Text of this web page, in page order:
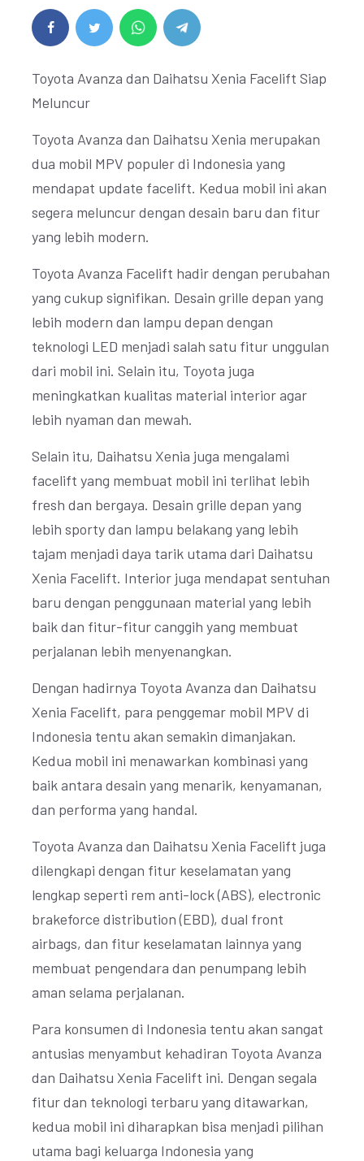
Toyota Avanza dan Daihatsu Xenia Facelift Siap
Meluncur
Toyota Avanza dan Daihatsu Xenia merupakan
dua mobil MPV populer di Indonesia yang
mendapat update facelift. Kedua mobil ini akan
segera meluncur dengan desain baru dan fitur
yang lebih modern.
Toyota Avanza Facelift hadir dengan perubahan
yang cukup signifikan. Desain grille depan yang
lebih modern dan lampu depan dengan
teknologi LED menjadi salah satu fitur unggulan
dari mobil ini. Selain itu, Toyota juga
meningkatkan kualitas material interior agar
lebih nyaman dan mewah.
Selain itu, Daihatsu Xenia juga mengalami
facelift yang membuat mobil ini terlihat lebih
fresh dan bergaya. Desain grille depan yang
lebih sporty dan lampu belakang yang lebih
tajam menjadi daya tarik utama dari Daihatsu
Xenia Facelift. Interior juga mendapat sentuhan
baru dengan penggunaan material yang lebih
baik dan fitur-fitur canggih yang membuat
perjalanan lebih menyenangkan.
Dengan hadirnya Toyota Avanza dan Daihatsu
Xenia Facelift, para penggemar mobil MPV di
Indonesia tentu akan semakin dimanjakan.
Kedua mobil ini menawarkan kombinasi yang
baik antara desain yang menarik, kenyamanan,
dan performa yang handal.
Toyota Avanza dan Daihatsu Xenia Facelift juga
dilengkapi dengan fitur keselamatan yang
lengkap seperti rem anti-lock (ABS), electronic
brakeforce distribution (EBD), dual front
airbags, dan fitur keselamatan lainnya yang
membuat pengendara dan penumpang lebih
aman selama perjalanan.
Para konsumen di Indonesia tentu akan sangat
antusias menyambut kehadiran Toyota Avanza
dan Daihatsu Xenia Facelift ini. Dengan segala
fitur dan teknologi terbaru yang ditawarkan,
kedua mobil ini diharapkan bisa menjadi pilihan
utama bagi keluarga Indonesia yang